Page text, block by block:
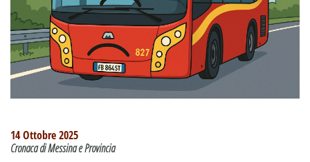
14 Ottobre 2025
Cronaca di Messina e Provincia